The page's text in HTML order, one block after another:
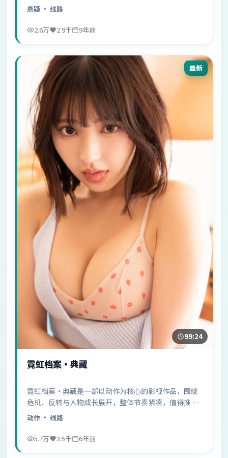
悬疑 · 线路
2.6万 2.9千 9年前
最新
99:24
霓虹档案·典藏
霓虹档案·典藏是一部以动作为核心的影视作品，围绕
危机、反转与人物成长展开，整体节奏紧凑，值得推荐
观看。
动作 · 线路
5.7万 3.5千 6年前